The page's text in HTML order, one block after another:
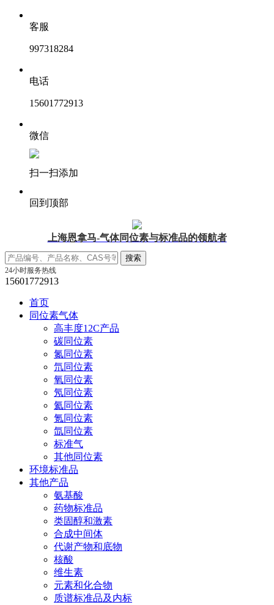
客服
997318284
电话
15601772913
微信
扫一扫添加
回到顶部
上海恩拿马-气体同位素与标准品的领航者
24小时服务热线
15601772913
首页
同位素气体
高丰度12C产品
碳同位素
氮同位素
氘同位素
氧同位素
氖同位素
氦同位素
氪同位素
氙同位素
标准气
其他同位素
环境标准品
其他产品
氨基酸
药物标准品
类固醇和激素
合成中间体
代谢产物和底物
核酸
维生素
元素和化合物
质谱标准品及内标